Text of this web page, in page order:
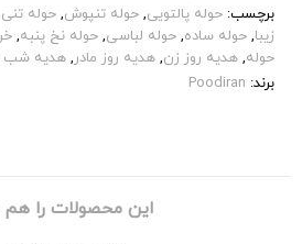
برچسب: حوله پالتویی, حوله تنپوش, حوله تنی
زیبا, حوله ساده, حوله لباسی, حوله نخ پنبه,
حوله, هدیه روز زن, هدیه روز مادر, هدیه شب
برند: Poodiran
این محصولات را هم